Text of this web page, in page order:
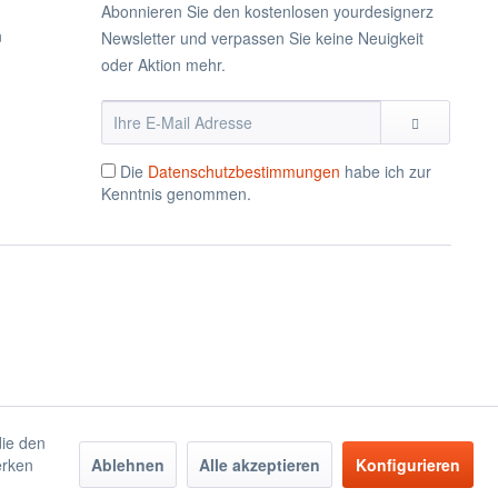
Abonnieren Sie den kostenlosen yourdesignerz
Newsletter und verpassen Sie keine Neuigkeit
oder Aktion mehr.
Die Datenschutzbestimmungen habe ich zur
Kenntnis genommen.
den
Ablehnen Alle akzeptieren Konfigurieren